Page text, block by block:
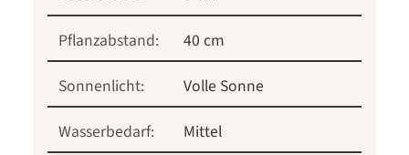
Pflanzabstand:
40 cm
Sonnenlicht:
Volle Sonne
Wasserbedarf:
Mittel